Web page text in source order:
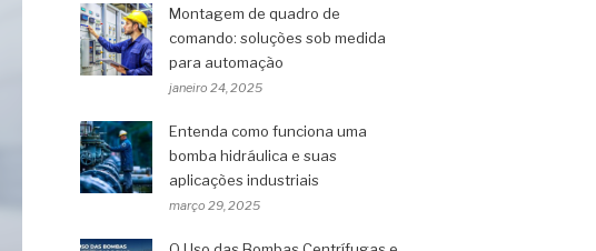
Montagem de quadro de
comando: soluções sob medida
para automação
janeiro 24, 2025
Entenda como funciona uma
bomba hidráulica e suas
aplicações industriais
março 29, 2025